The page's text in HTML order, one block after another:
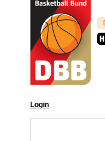
Login